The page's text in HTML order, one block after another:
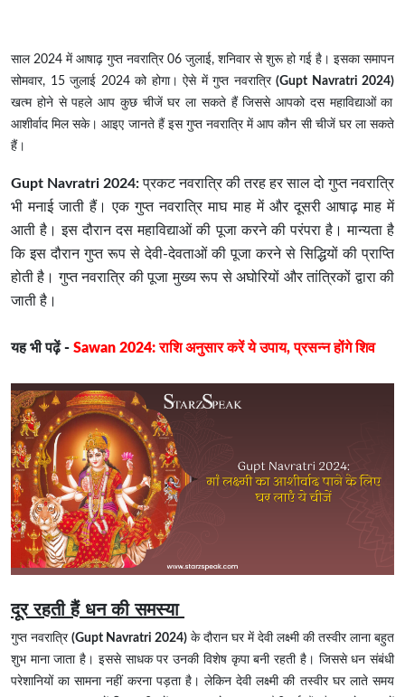
साल 2024 में आषाढ़ गुप्त नवरात्रि 06 जुलाई, शनिवार से शुरू हो गई है। इसका समापन
सोमवार, 15 जुलाई 2024 को होगा। ऐसे में गुप्त नवरात्रि (Gupt Navratri 2024)
खत्म होने से पहले आप कुछ चीजें घर ला सकते हैं जिससे आपको दस महाविद्याओं का
आशीर्वाद मिल सके। आइए जानते हैं इस गुप्त नवरात्रि में आप कौन सी चीजें घर ला सकते
हैं।
Gupt Navratri 2024:प्रकट नवरात्रि की तरह हर साल दो गुप्त नवरात्रि
भी मनाई जाती हैं। एक गुप्त नवरात्रि माघ माह में और दूसरी आषाढ़ माह में
आती है। इस दौरान दस महाविद्याओं की पूजा करने की परंपरा है। मान्यता है
कि इस दौरान गुप्त रूप से देवी-देवताओं की पूजा करने से सिद्धियों की प्राप्ति
होती है। गुप्त नवरात्रि की पूजा मुख्य रूप से अघोरियों और तांत्रिकों द्वारा की
जाती है।
यह भी पढ़ें - Sawan 2024: राशि अनुसार करें ये उपाय, प्रसन्न होंगे शिव
दूर रहती हैं धन की समस्या
गुप्त नवरात्रि (Gupt Navratri 2024) के दौरान घर में देवी लक्ष्मी की तस्वीर लाना बहुत
शुभ माना जाता है। इससे साधक पर उनकी विशेष कृपा बनी रहती है। जिससे धन संबंधी
परेशानियों का सामना नहीं करना पड़ता है। लेकिन देवी लक्ष्मी की तस्वीर घर लाते समय